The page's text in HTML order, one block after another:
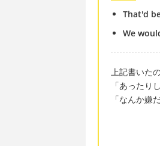
That'd
We
上記書いた
「あったり
「なんか